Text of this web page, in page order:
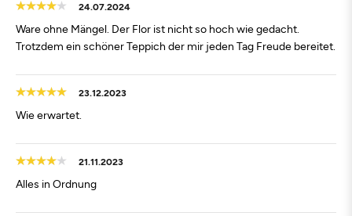
24.07.2024
Ware ohne Mängel. Der Flor ist nicht so hoch wie gedacht.
Trotzdem ein schöner Teppich der mir jeden Tag Freude bereitet.
23.12.2023
Wie erwartet.
21.11.2023
Alles in Ordnung